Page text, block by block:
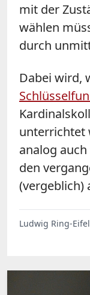
mit der
wählen
durch
Dabei wird,
unterrichtet
analog
den
(vergeblich)
Ludwig Ring-